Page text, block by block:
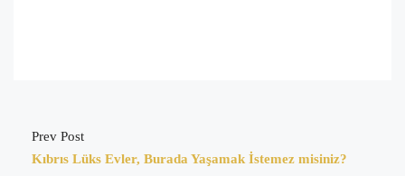
Prev Post
Kıbrıs Lüks Evler, Burada Yaşamak İstemez misiniz?